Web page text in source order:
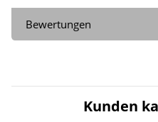
Bewertungen
Kunden